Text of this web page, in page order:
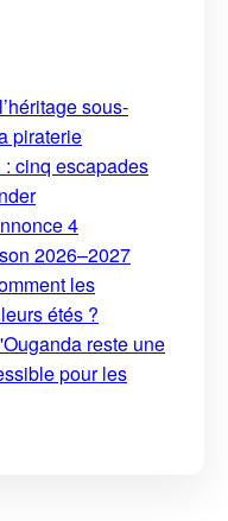
sous-
piraterie
: cinq escapades
4
2026–2027
les
étés ?
reste une
pour les